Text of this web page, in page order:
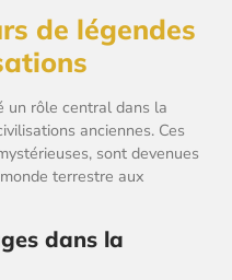
de légendes
un rôle central dans la
anciennes. Ces
sont devenues
terrestre aux
dans la